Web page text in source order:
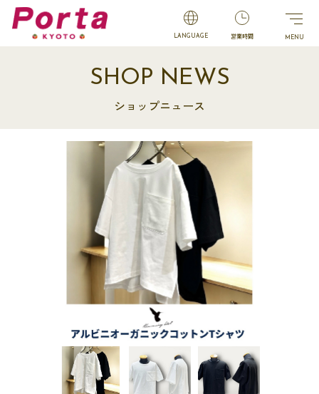
LANGUAGE 営業時間
SHOP NEWS
ショップニュース